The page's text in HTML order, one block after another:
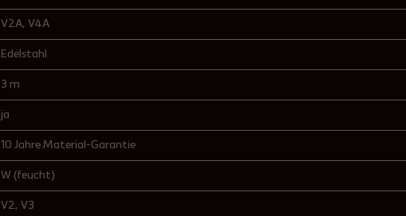
V2A, V4A
Edelstahl
3 m
ja
10 Jahre Material-Garantie
W (feucht)
V2, V3